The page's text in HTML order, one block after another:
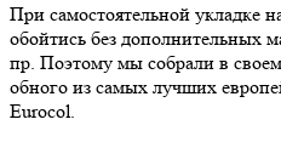
При самостоятельной укладке
обойтись без дополнительных
пр. Поэтому мы собрали в
обного из самых лучших
Eurocol.